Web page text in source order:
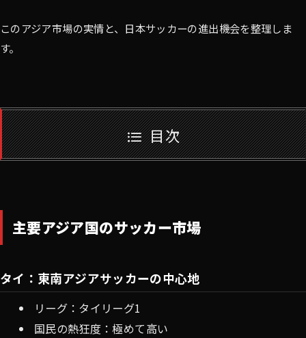
このアジア市場の実情と、日本サッカーの進出機会を整理しま
す。
目次
主要アジア国のサッカー市場
タイ：東南アジアサッカーの中心地
リーグ：タイリーグ1
国民の熱狂度：極めて高い